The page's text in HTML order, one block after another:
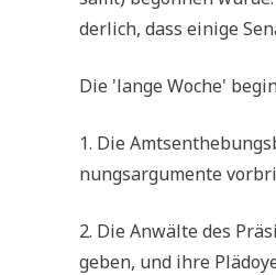
der­lich, dass eini­ge
Die 'lan­ge Woche'
1. Die
nungs­ar­gu­men­te
2. Die Anwäl­te des
geben, und ihre